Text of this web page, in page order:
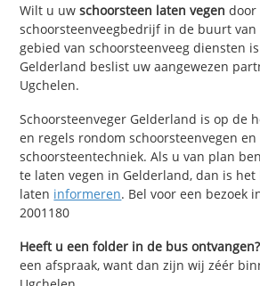
Wilt u uwschoorsteen laten vegen door
schoorsteenveegbedrijf in de buurt van
gebied van schoorsteenveeg diensten
Gelderland beslist uw aangewezen
Ugchelen.
Schoorsteenveger Gelderland is op de
en regels rondom schoorsteenvegen en
schoorsteentechniek. Als u van plan
te laten vegen in Gelderland, dan is
laten informeren. Bel voor een bezoek
2001180
Heeft u een folder in de bus ontvangen?
een afspraak, want dan zijn wij zéér